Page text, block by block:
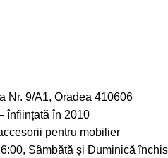
Nr. 9/A1, Oradea 410606
înființată în 2010
pentru mobilier
Sâmbătă și Duminică închis